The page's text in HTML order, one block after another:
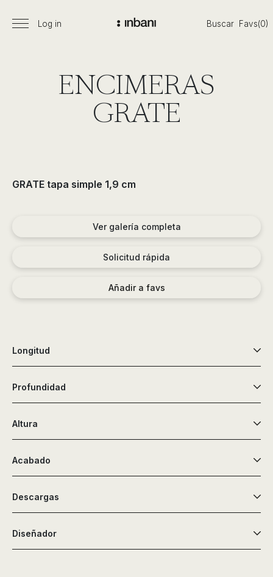
de
baños,
siguiendo
las
y
muebles,
lavabos,
bañeras,
platos
de
ducha,
Menú
Log in Buscar Favs(0)
ENCIMERAS
GRATE
GRATE tapa simple 1,9 cm
Ver galería completa
Solicitud rápida
Añadir a favs
Longitud
Profundidad
Altura
Acabado
Descargas
Diseñador